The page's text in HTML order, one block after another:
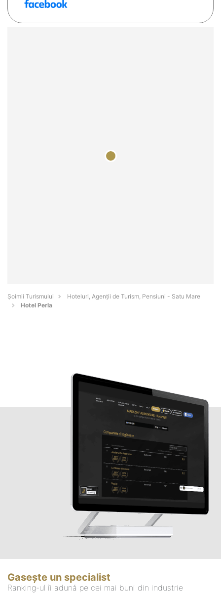
Șoimii Turismului
Hoteluri, Agenții de Turism, Pensiuni - Satu Mare
Hotel Perla
Gasește un specialist
Ranking-ul îi adună pe cei mai buni din industrie